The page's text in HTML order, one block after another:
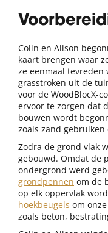
Colin en Alison
kaart brengen waar
ze eenmaal
grasstroken uit de
voor de WoodBlocX-
ervoor te zorgen dat
bouwen wordt
zoals zand
Zodra de grond vlak
gebouwd. Omdat de
ondergrond werd
grondpennen om de
op elk oppervlak
hoekbeugels om
zoals beton,